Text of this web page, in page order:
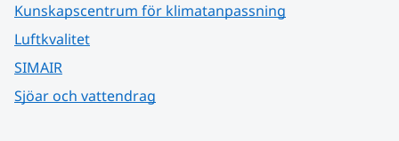
Kunskapscentrum för klimatanpassning
Luftkvalitet
SIMAIR
Sjöar och vattendrag